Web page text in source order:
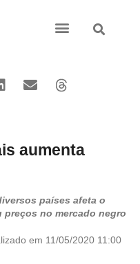
aumenta
países afeta o
no mercado negro
em 11/05/2020 11:00